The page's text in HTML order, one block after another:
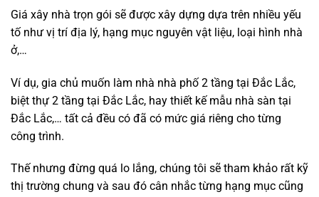
Giá xây nhà trọn gói sẽ được xây dựng dựa trên nhiều yếu
tố như vị trí địa lý, hạng mục nguyên vật liệu, loại hình nhà
ở,…
Ví dụ, gia chủ muốn làm nhà nhà phố 2 tầng tại Đắc Lắc,
biệt thự 2 tầng tại Đắc Lắc, hay thiết kế mẫu nhà sàn tại
Đắc Lắc,… tất cả đều có đã có mức giá riêng cho từng
công trình.
Thế nhưng đừng quá lo lắng, chúng tôi sẽ tham khảo rất kỹ
thị trường chung và sau đó cân nhắc từng hạng mục cũng